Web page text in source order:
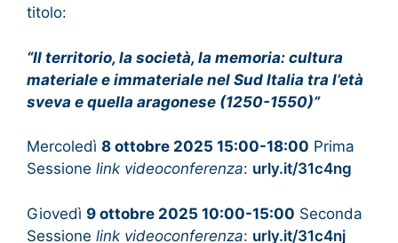
titolo:
“Il territorio, la società, la memoria: cultura
materiale e immateriale nel Sud Italia tra l’età
sveva e quella aragonese (1250-1550)”
Mercoledì 8 ottobre 2025 15:00-18:00 Prima
Sessione link videoconferenza: urly.it/31c4ng
Giovedì 9 ottobre 2025 10:00-15:00 Seconda
Sessione link videoconferenza: urly.it/31c4nj